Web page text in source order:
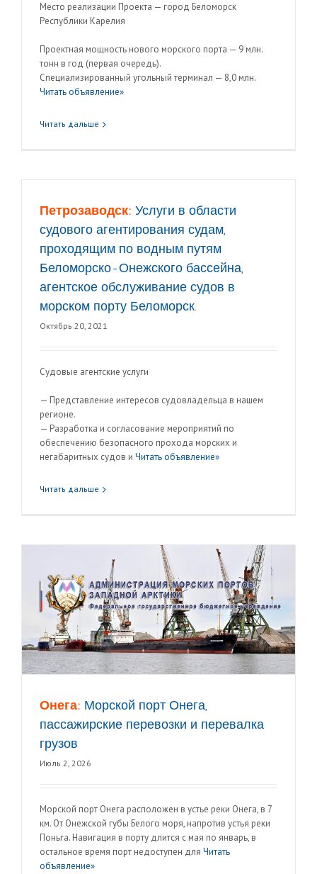
Место реализации Проекта — город Беломорск
Республики Карелия
Проектная мощность нового морского порта — 9 млн.
тонн в год (первая очередь).
Специализированный угольный терминал — 8,0 млн.
Читать объявление»
Читать дальше
Петрозаводск: Услуги в области
судового агентирования судам,
проходящим по водным путям
Беломорско-Онежского бассейна,
агентское обслуживание судов в
морском порту Беломорск.
Октябрь 20, 2021
Судовые агентские услуги
— Представление интересов судовладельца в нашем
регионе.
— Разработка и согласование мероприятий по
обеспечению безопасного прохода морских и
негабаритных судов и Читать объявление»
Читать дальше
Онега: Морской порт Онега,
пассажирские перевозки и перевалка
грузов
Июль 2, 2026
Морской порт Онега расположен в устье реки Онега, в 7
км. От Онежской губы Белого моря, напротив устья реки
Поньга. Навигация в порту длится с мая по январь, в
остальное время порт недоступен для Читать
объявление»